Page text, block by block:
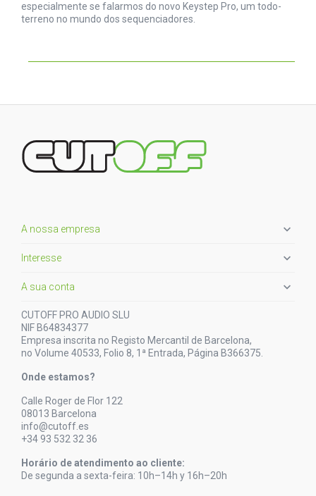
especialmente se falarmos do novo Keystep Pro, um todo-
terreno no mundo dos sequenciadores.
A nossa empresa 
Interesse 
A sua conta 
CUTOFF PRO AUDIO SLU
NIF B64834377
Empresa inscrita no Registo Mercantil de Barcelona,
no Volume 40533, Folio 8, 1ª Entrada, Página B366375.
Onde estamos?
Calle Roger de Flor 122
08013 Barcelona
info@cutoff.es
+34 93 532 32 36
Horário de atendimento ao cliente:
De segunda a sexta-feira: 10h–14h y 16h–20h